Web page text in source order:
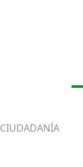
CIUDADANÍA